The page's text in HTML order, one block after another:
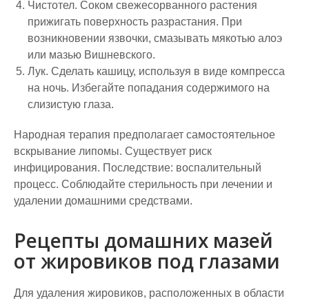
Чистотел. Соком свежесорванного растения
прижигать поверхность разрастания. При
возникновении язвочки, смазывать мякотью алоэ
или мазью Вишневского.
Лук. Сделать кашицу, используя в виде компресса
на ночь. Избегайте попадания содержимого на
слизистую глаза.
Народная терапия предполагает самостоятельное
вскрывание липомы. Существует риск
инфицирования. Последствие: воспалительный
процесс. Соблюдайте стерильность при лечении и
удалении домашними средствами.
Рецепты домашних мазей
от жировиков под глазами
Для удаления жировиков, расположенных в области